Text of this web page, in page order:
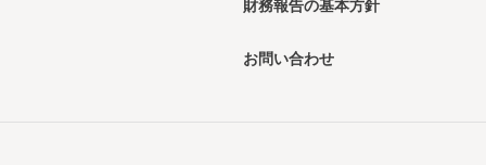
財務報告の基本方針
お問い合わせ